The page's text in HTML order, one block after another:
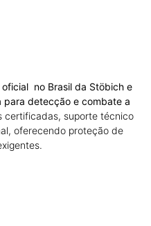
no Brasil da Stöbich e
para detecção e combate a
certificadas, suporte técnico
oferecendo proteção de